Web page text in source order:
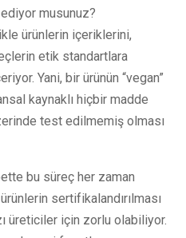
ediyor musunuz?
ürünlerin içeriklerini,
etik standartlara
Yani, bir ürünün “vegan”
kaynaklı hiçbir madde
test edilmemiş olması
bu süreç her zaman
sertifikalandırılması
üreticiler için zorlu olabiliyor.